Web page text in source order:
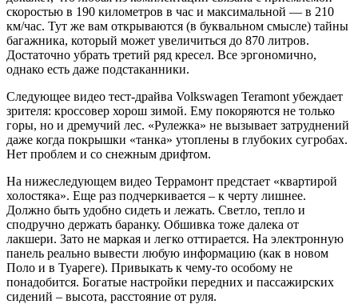
скоростью в 190 километров в час и максимальной — в 210
км/час. Тут же вам открываются (в буквальном смысле) тайны
багажника, который может увеличиться до 870 литров.
Достаточно убрать третий ряд кресел. Все эргономично,
однако есть даже подстаканники.
Следующее видео тест-драйва Volkswagen Teramont убеждает
зрителя: кроссовер хорош зимой. Ему покоряются не только
горы, но и дремучий лес. «Рулежка» не вызывает затруднений
даже когда покрышки «танка» утоплены в глубоких сугробах.
Нет проблем и со снежным дрифтом.
На нижеследующем видео Террамонт предстает «квартирой
холостяка». Еще раз подчеркивается – к черту лишнее.
Должно быть удобно сидеть и лежать. Светло, тепло и
сподручно держать баранку. Обшивка тоже далека от
лакшери. Зато не маркая и легко оттирается. На электронную
панель реально вывести любую информацию (как в новом
Поло и в Туареге). Привыкать к чему-то особому не
понадобится. Богатые настройки передних и пассажирских
сидений – высота, расстояние от руля.